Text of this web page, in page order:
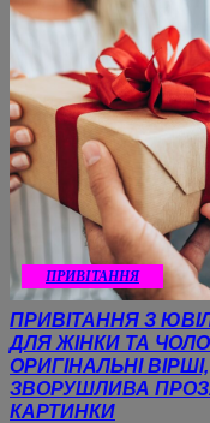
ПРИВІТАННЯ
ПРИВІТАННЯ З
ДЛЯ ЖІНКИ ТА
ОРИГІНАЛЬНІ ВІРШІ,
ЗВОРУШЛИВА
КАРТИНКИ